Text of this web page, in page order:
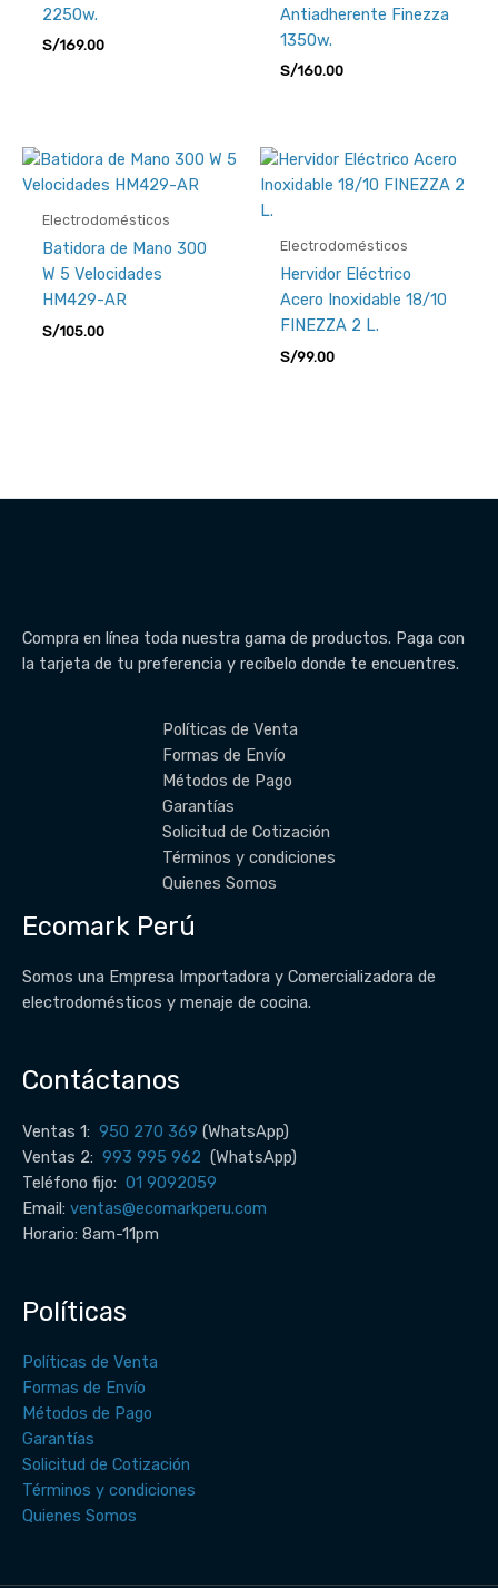
2250w.
S/169.00
Antiadherente Finezza
1350w.
S/160.00
Electrodomésticos
Batidora de Mano 300
W 5 Velocidades
HM429-AR
S/105.00
Electrodomésticos
Hervidor Eléctrico
Acero Inoxidable 18/10
FINEZZA 2 L.
S/99.00
Compra en línea toda nuestra gama de productos. Paga con
la tarjeta de tu preferencia y recíbelo donde te encuentres.
Políticas de Venta
Formas de Envío
Métodos de Pago
Garantías
Solicitud de Cotización
Términos y condiciones
Quienes Somos
Ecomark Perú
Somos una Empresa Importadora y Comercializadora de
electrodomésticos y menaje de cocina.
Contáctanos
Ventas 1: 950 270 369 (WhatsApp)
Ventas 2: 993 995 962 (WhatsApp)
Teléfono fijo: 01 9092059
Email: ventas@ecomarkperu.com
Horario: 8am-11pm
Políticas
Políticas de Venta
Formas de Envío
Métodos de Pago
Garantías
Solicitud de Cotización
Términos y condiciones
Quienes Somos